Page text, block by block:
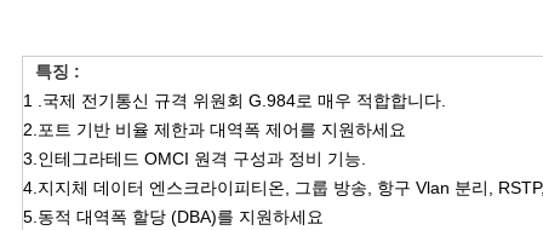
사
이
특징 :
1 .국제 전기통신 규격 위원회 G.984로 매우 적합합니다.
2.포트 기반 비율 제한과 대역폭 제어를 지원하세요
3.인테그라테드 OMCI 원격 구성과 정비 기능.
4.지지체 데이터 엔스크라이피티온, 그룹 방송, 항구 Vlan 분리,
5.동적 대역폭 할당 (DBA)를 지원하세요